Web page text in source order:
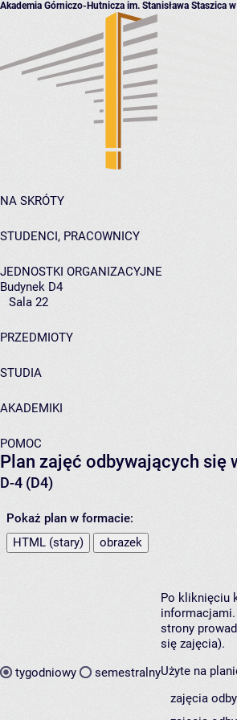
Akademia Górniczo-Hutnicza im. Stanisława Staszica
NA SKRÓTY
STUDENCI, PRACOWNICY
JEDNOSTKI ORGANIZACYJNE
Budynek D4
Sala 22
PRZEDMIOTY
STUDIA
AKADEMIKI
POMOC
Plan zajęć odbywających się
D-4 (D4)
Pokaż plan w formacie:
HTML (stary)
obrazek
tygodniowy semestralny
Po kliknięciu
strony
się zajęcia).
Użyte na
zajęcia